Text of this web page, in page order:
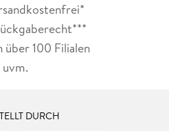
über 100 Filialen
uvm.
DURCH